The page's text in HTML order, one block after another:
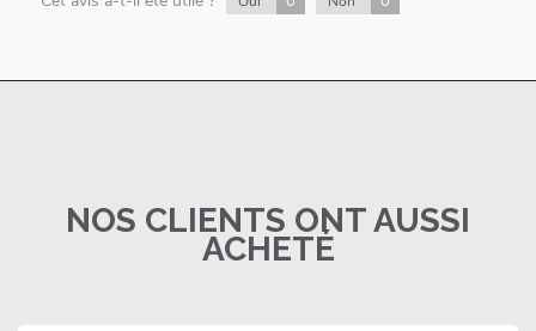
NOS CLIENTS ONT AUSSI
ACHETÉ